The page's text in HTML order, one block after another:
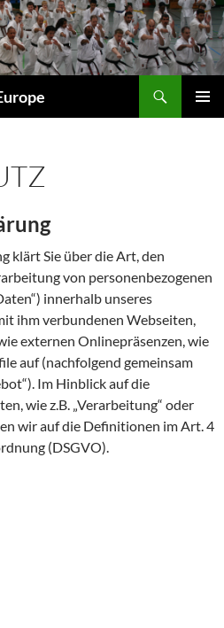
klärt Sie über die Art, den
von personenbezogenen
innerhalb unseres
ihm verbundenen Webseiten,
externen Onlinepräsenzen, wie
auf (nachfolgend gemeinsam
Im Hinblick auf die
wie z.B. „Verarbeitung“ oder
wir auf die Definitionen im Art. 4
(DSGVO).